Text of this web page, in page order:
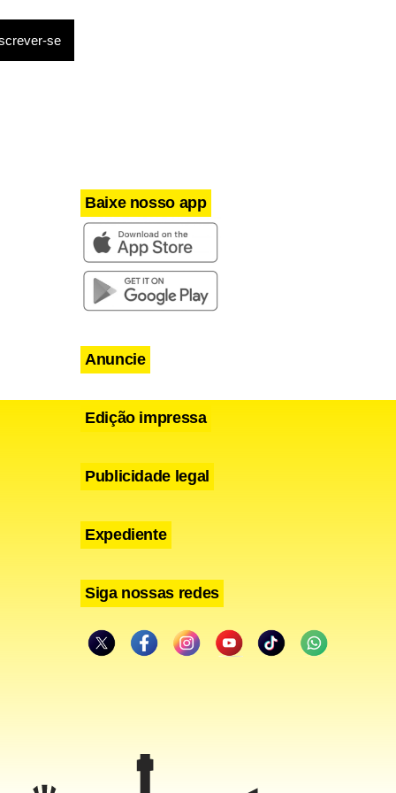
no
O
e
pela
vir da
Baixe nosso app
Anuncie
Edição impressa
Publicidade legal
Expediente
Siga nossas redes